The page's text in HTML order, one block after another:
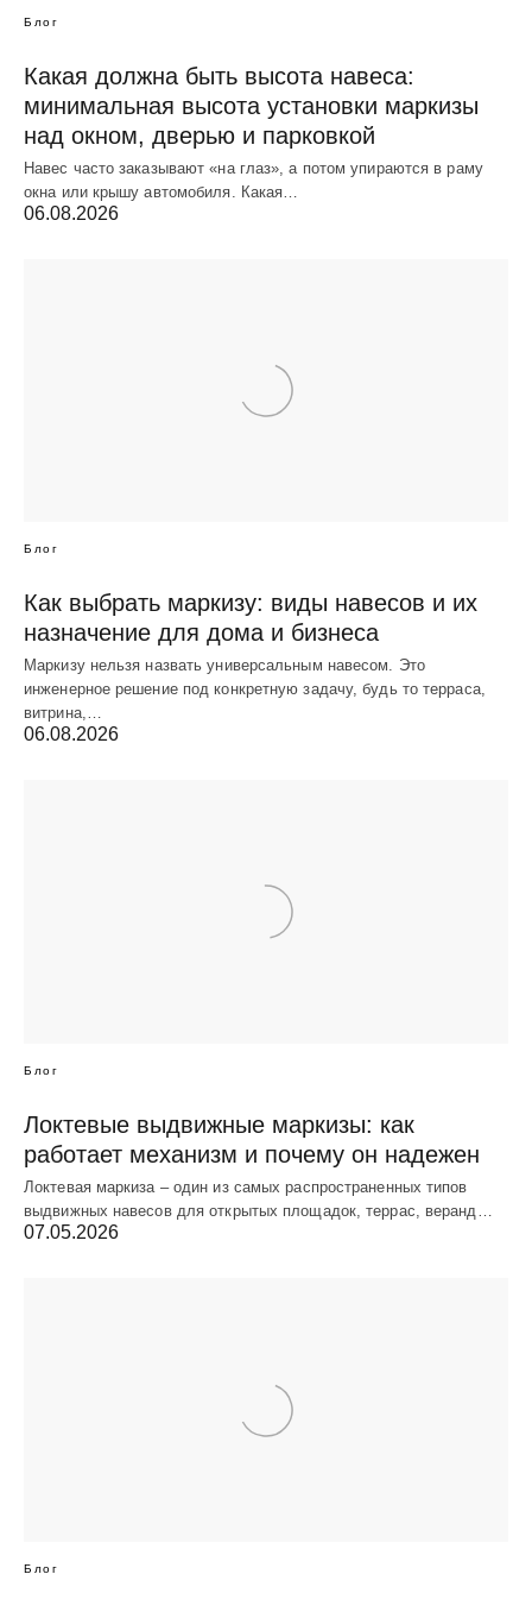
Блог
Какая должна быть высота навеса:
минимальная высота установки маркизы
над окном, дверью и парковкой
Навес часто заказывают «на глаз», а потом упираются в раму
окна или крышу автомобиля. Какая…
06.08.2026
Блог
Как выбрать маркизу: виды навесов и их
назначение для дома и бизнеса
Маркизу нельзя назвать универсальным навесом. Это
инженерное решение под конкретную задачу, будь то терраса,
витрина,…
06.08.2026
Блог
Локтевые выдвижные маркизы: как
работает механизм и почему он надежен
Локтевая маркиза – один из самых распространенных типов
выдвижных навесов для открытых площадок, террас, веранд…
07.05.2026
Блог